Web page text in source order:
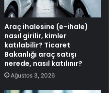
Araç ihalesine (e-ihale)
nasıl girilir, kimler
katılabilir? Ticaret
Bakanlığı araç satışı
nerede, nasıl katılınır?
Ağustos 3, 2026